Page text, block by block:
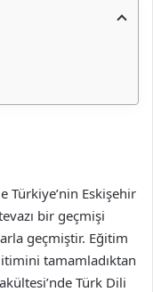
Türkiye’nin Eskişehir
bir geçmişi
geçmiştir. Eğitim
tamamladıktan
Türk Dili